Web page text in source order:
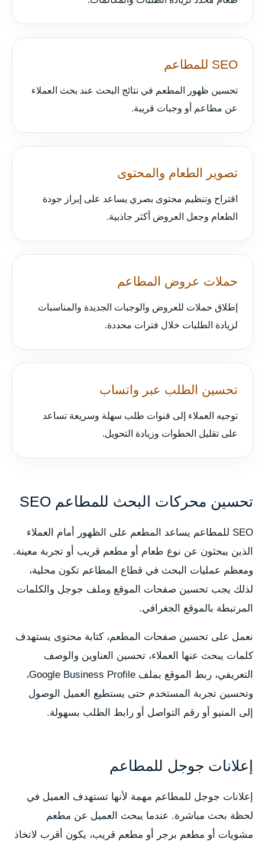
SEO للمطاعم
تحسين ظهور المطعم في نتائج البحث عند بحث العملاء
عن مطاعم أو وجبات قريبة.
تصوير الطعام والمحتوى
اقتراح وتنظيم محتوى بصري يساعد على إبراز جودة
الطعام وجعل العروض أكثر جاذبية.
حملات عروض المطاعم
إطلاق حملات للعروض والوجبات الجديدة والمناسبات
لزيادة الطلبات خلال فترات محددة.
تحسين الطلب عبر واتساب
توجيه العملاء إلى قنوات طلب سهلة وسريعة تساعد
على تقليل الخطوات وزيادة التحويل.
تحسين محركات البحث للمطاعم SEO
SEO للمطاعم يساعد المطعم على الظهور أمام العملاء
الذين يبحثون عن نوع طعام أو مطعم قريب أو تجربة معينة.
ومعظم عمليات البحث في قطاع المطاعم تكون محلية،
لذلك يجب تحسين صفحات الموقع وملف جوجل والكلمات
المرتبطة بالموقع الجغرافي.
نعمل على تحسين صفحات المطعم، كتابة محتوى يستهدف
كلمات يبحث عنها العملاء، تحسين العناوين والوصف
التعريفي، ربط الموقع بملف Google Business Profile،
وتحسين تجربة المستخدم حتى يستطيع العميل الوصول
إلى المنيو أو رقم التواصل أو رابط الطلب بسهولة.
إعلانات جوجل للمطاعم
إعلانات جوجل للمطاعم مهمة لأنها تستهدف العميل في
لحظة بحث مباشرة. عندما يبحث العميل عن مطعم
مشويات أو مطعم برجر أو مطعم قريب، يكون أقرب لاتخاذ